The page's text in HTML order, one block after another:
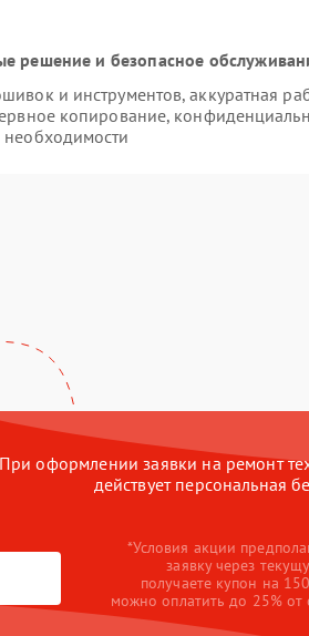
решение и безопасное
и инструментов, аккуратная
копирование,
При оформлении заявки на ремонт
действует персональная
*Условия акции
заявку через
получаете купон на
можно оплатить до 25% от